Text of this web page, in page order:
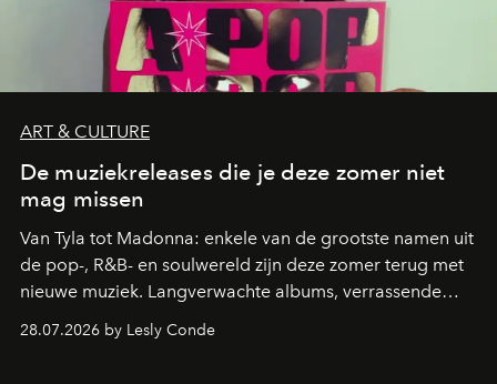
ART & CULTURE
De muziekreleases die je deze zomer niet
mag missen
Van Tyla tot Madonna: enkele van de grootste namen uit
de pop-, R&B- en soulwereld zijn deze zomer terug met
nieuwe muziek. Langverwachte albums, verrassende
comebacks en veelbelovende nieuwe projecten: dit zijn
de releases die je niet mag missen.
28.07.2026 by Lesly Conde